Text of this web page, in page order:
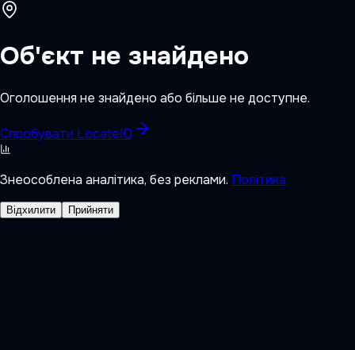
Об'єкт не знайдено
Оголошення не знайдено або більше не доступне.
Спробувати LocateIQ
Знеособлена аналітика, без реклами. Політика
Відхилити Прийняти